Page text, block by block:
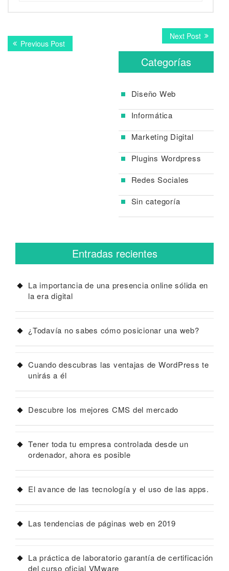
Navegación
dePrevious PostPrevious
post:
Next PostNext
post:
Categorías
Diseño Web
Informática
Marketing Digital
Plugins Wordpress
Redes Sociales
Sin categoría
Entradas recientes
La importancia de una presencia online sólida en
la era digital
¿Todavía no sabes cómo posicionar una web?
Cuando descubras las ventajas de WordPress te
unirás a él
Descubre los mejores CMS del mercado
Tener toda tu empresa controlada desde un
ordenador, ahora es posible
El avance de las tecnología y el uso de las apps.
Las tendencias de páginas web en 2019
La práctica de laboratorio garantía de certificación
del curso oficial VMware